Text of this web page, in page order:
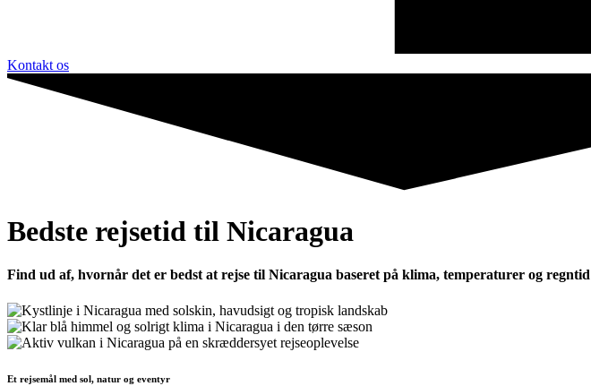
Kontakt os
Bedste rejsetid til Nicaragua
Find ud af, hvornår det er bedst at rejse til Nicaragua baseret på klima, temperaturer og regntid
Et rejsemål med sol, natur og eventyr